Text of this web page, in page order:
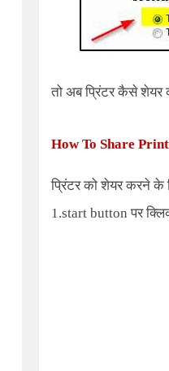
तो अब प्रिंटर कैसे शेयर
How To Share
प्रिंटर को शेयर करने के
1.start button पर